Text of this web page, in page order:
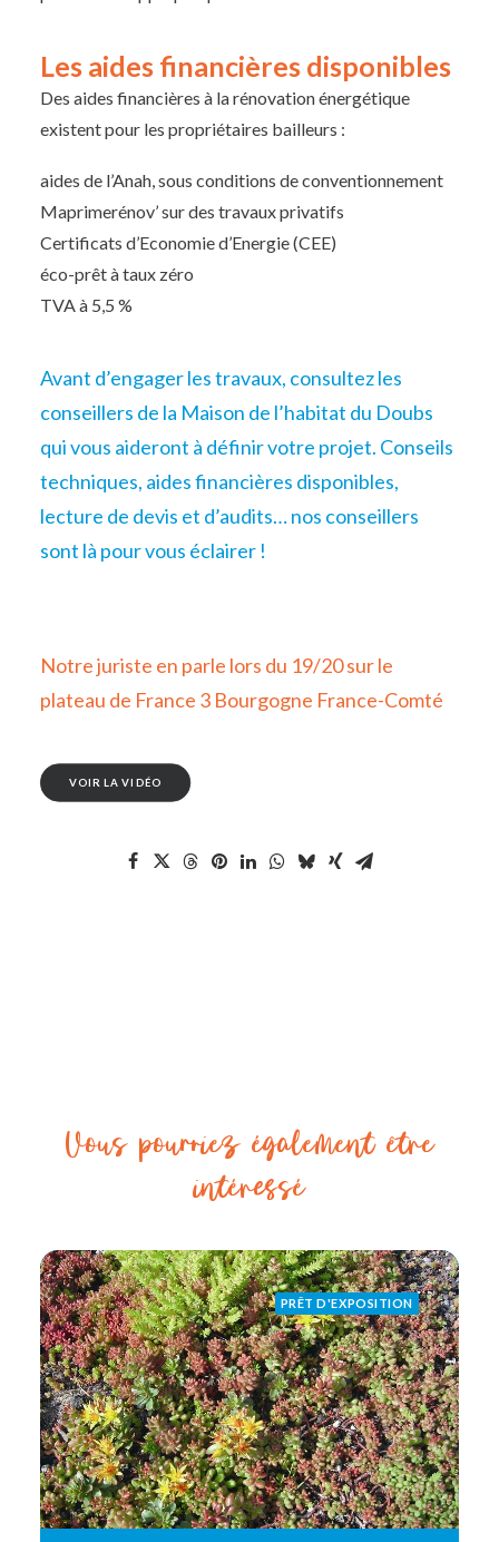
Les aides financières disponibles
Des aides financières à la rénovation énergétique
existent pour les propriétaires bailleurs :
aides de l’Anah, sous conditions de conventionnement
Maprimerénov’ sur des travaux privatifs
Certificats d’Economie d’Energie (CEE)
éco-prêt à taux zéro
TVA à 5,5 %
Avant d’engager les travaux, consultez les
conseillers de la Maison de l’habitat du Doubs
qui vous aideront à définir votre projet. Conseils
techniques, aides financières disponibles,
lecture de devis et d’audits… nos conseillers
sont là pour vous éclairer !
Notre juriste en parle lors du 19/20 sur le
plateau de France 3 Bourgogne France-Comté
VOIR LA VIDÉO
Vous pourriez également être
intéressé
PRÊT D'EXPOSITION